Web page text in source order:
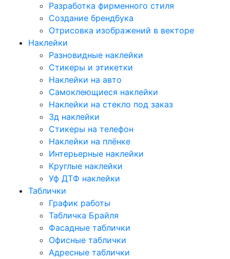
Разработка фирменного стиля
Создание брендбука
Отрисовка изображений в векторе
Наклейки
Разновидные наклейки
Стикеры и этикетки
Наклейки на авто
Самоклеющиеся наклейки
Наклейки на стекло под заказ
3д наклейки
Cтикеры на телефон
Наклейки на плёнке
Интерьерные наклейки
Круглые наклейки
Уф ДТФ наклейки
Таблички
График работы
Табличка Брайля
Фасадные таблички
Офисные таблички
Адресные таблички